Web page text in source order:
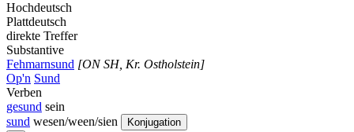
Hochdeutsch
Plattdeutsch
direkte Treffer
Substantive
Fehmarnsund [ON SH, Kr. Ostholstein]
Op'n Sund
Verben
gesund sein
sund wesen/ween/sien
Konjugation